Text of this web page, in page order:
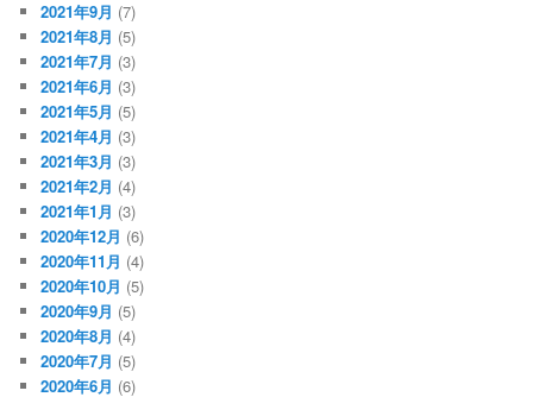
2021年9月 (7)
2021年8月 (5)
2021年7月 (3)
2021年6月 (3)
2021年5月 (5)
2021年4月 (3)
2021年3月 (3)
2021年2月 (4)
2021年1月 (3)
2020年12月 (6)
2020年11月 (4)
2020年10月 (5)
2020年9月 (5)
2020年8月 (4)
2020年7月 (5)
2020年6月 (6)